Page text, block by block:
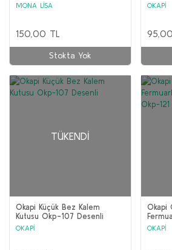
MONA LİSA
150,00 TL
Stokta Yok
OKAPİ
TÜKENDI
Okapi Küçük Bez Kalem
Kutusu Okp-107 Desenli
OKAPİ
Okapi
Okp-
OKAPİ